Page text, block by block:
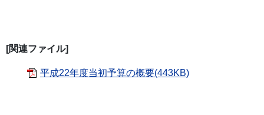
[関連ファイル]
平成22年度当初予算の概要(443KB)